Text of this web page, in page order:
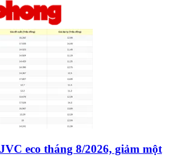
eco tháng 8/2026, giảm một